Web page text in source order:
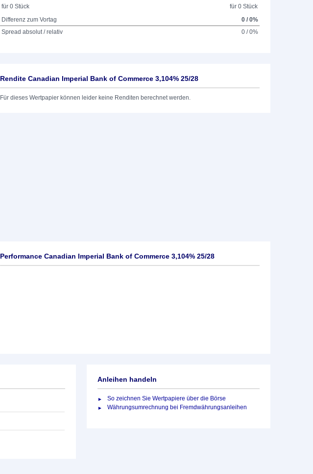
für 0 Stück
für 0 Stück
Differenz zum Vortag
0 / 0%
Spread absolut / relativ
0 / 0%
Rendite Canadian Imperial Bank of Commerce 3,104% 25/28
Für dieses Wertpapier können leider keine Renditen berechnet werden.
Performance Canadian Imperial Bank of Commerce 3,104% 25/28
Anleihen handeln
So zeichnen Sie Wertpapiere über die Börse
Währungsumrechnung bei Fremdwährungsanleihen